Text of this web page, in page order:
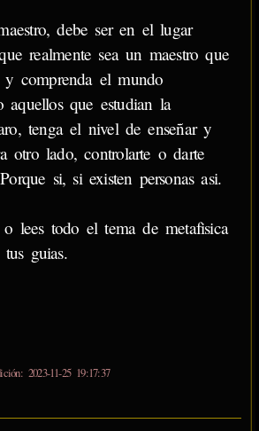
debe ser en el lugar
realmente sea un maestro que
y comprenda el mundo
aquellos que estudian la
tenga el nivel de enseñar y
otro lado, controlarte o darte
si, si existen personas asi.
lees todo el tema de metafisica
guias.
2023-11-25 19:17:37